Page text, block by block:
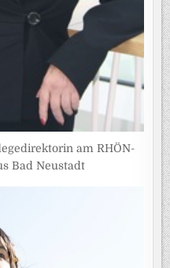
am RHÖN-
Bad Neustadt